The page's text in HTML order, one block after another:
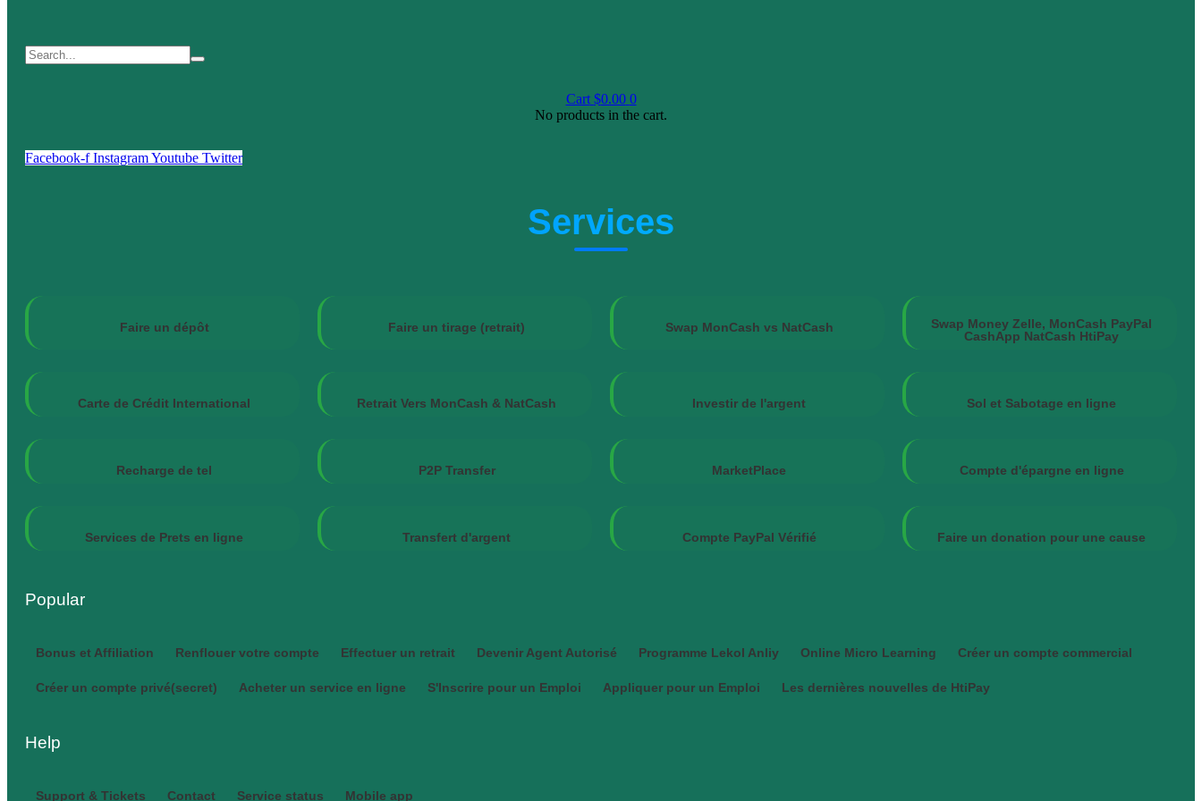
Cart $0.00 0
No products in the cart.
Facebook-f InstagramYoutube Twitter
Services
Faire un dépôt Faire un tirage (retrait) Swap MonCash vs NatCash
Swap Money Zelle, MonCash PayPal
CashApp NatCash HtiPay
Carte de Crédit International Retrait Vers MonCash & NatCash Investir de l'argent Sol et Sabotage en ligne
Recharge de tel P2P Transfer MarketPlace Compte d'épargne en ligne
Services de Prets en ligne Transfert d'argent Compte PayPal Vérifié Faire un donation pour une cause
Popular
Bonus et Affiliation Renflouer votre compte Effectuer un retrait Devenir Agent Autorisé Programme Lekol Anliy Online Micro Learning Créer un compte commercial
Créer un compte privé(secret) Acheter un service en ligne S'Inscrire pour un Emploi Appliquer pour un Emploi Les dernières nouvelles de HtiPay
Help
Support & Tickets Contact Service status Mobile app